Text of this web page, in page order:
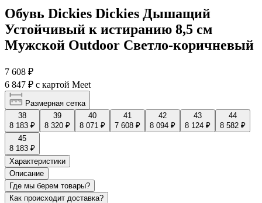
Обувь Dickies Dickies Дышащий
Устойчивый к истиранию 8,5 см
Мужской Outdoor Светло-коричневый
7 608 ₽
6 847 ₽ с картой Meet
Размерная сетка
38
8 183 ₽
39
8 320 ₽
40
8 071 ₽
41
7 608 ₽
42
8 094 ₽
43
8 124 ₽
44
8 582 ₽
45
8 183 ₽
Характеристики
Описание
Где мы берем товары?
Как происходит доставка?